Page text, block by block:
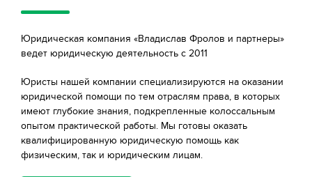
Юридическая компания «Владислав Фролов и партнеры»
ведет юридическую деятельность с 2011
Юристы нашей компании специализируются на оказании
юридической помощи по тем отраслям права, в которых
имеют глубокие знания, подкрепленные колоссальным
опытом практической работы. Мы готовы оказать
квалифицированную юридическую помощь как
физическим, так и юридическим лицам.